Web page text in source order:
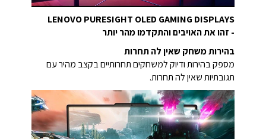
LENOVO PURESIGHT OLED GAMING DISPLAYS
- זהו את האויבים והתקדמו מהר יותר
בהירות משחק שאין לה תחרות
מספק בהירות ודיוק למשחקים תחרותיים בקצב מהיר עם
תגובתיות שאין לה תחרות.